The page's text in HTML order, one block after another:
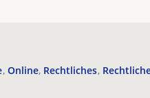
Online Rechtliches